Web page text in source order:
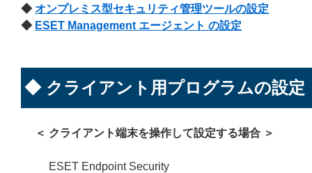
◆ オンプレミス型セキュリティ管理ツールの設定
◆ ESET Management エージェント の設定
◆ クライアント用プログラムの設定
＜ クライアント端末を操作して設定する場合 ＞
ESET Endpoint Security